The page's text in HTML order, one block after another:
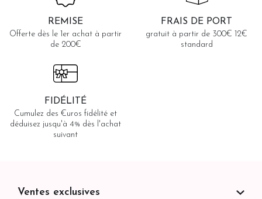
REMISE
Offerte dès le 1er achat à partir
de 200€
FRAIS DE PORT
gratuit à partir de 300€ 12€
standard
FIDÉLITÉ
Cumulez des €uros fidélité et
déduisez jusqu'à 4% dès l'achat
suivant
Ventes exclusives